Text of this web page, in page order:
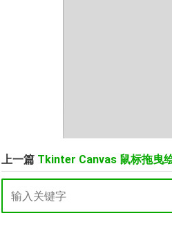
上一篇 Tkinter Canvas 鼠标拖曳